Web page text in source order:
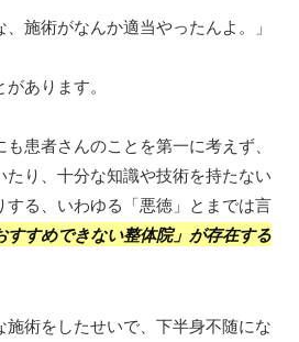
、施術がなんか適当やったんよ。」
あります。
患者さんのことを第一に考えず、
り、十分な知識や技術を持たない
する、いわゆる「悪徳」とまでは言
すすめできない整体院」が存在する
術をしたせいで、下半身不随にな